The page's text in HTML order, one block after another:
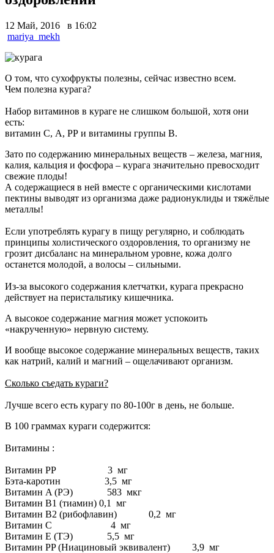
12 Май, 2016 в 16:02
mariya_mekh
О том, что сухофрукты полезны, сейчас известно всем.
Чем полезна курага?
Набор витаминов в кураге не слишком большой, хотя они
есть:
витамин С, А, РР и витамины группы В.
Зато по содержанию минеральных веществ – железа, магния,
калия, кальция и фосфора – курага значительно превосходит
свежие плоды!
А содержащиеся в ней вместе с органическими кислотами
пектины выводят из организма даже радионуклиды и тяжёлые
металлы!
Если употреблять курагу в пищу регулярно, и соблюдать
принципы холистического оздоровления, то организму не
грозит дисбаланс на минеральном уровне, кожа долго
останется молодой, а волосы – сильными.
Из-за высокого содержания клетчатки, курага прекрасно
действует на перистальтику кишечника.
А высокое содержание магния может успокоить
«накрученную» нервную систему.
И вообще высокое содержание минеральных веществ, таких
как натрий, калий и магний – ощелачивают организм.
Сколько съедать кураги?
Лучше всего есть курагу по 80-100г в день, не больше.
В 100 граммах кураги содержится:
Витамины :
Витамин PP 3 мг
Бэта-каротин 3,5 мг
Витамин A (РЭ) 583 мкг
Витамин B1 (тиамин) 0,1 мг
Витамин B2 (рибофлавин) 0,2 мг
Витамин C 4 мг
Витамин E (ТЭ) 5,5 мг
Витамин PP (Ниациновый эквивалент) 3,9 мг